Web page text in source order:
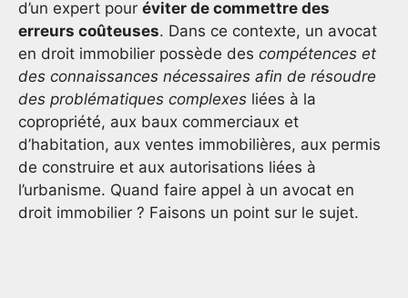
d’un expert pour éviter de commettre des
erreurs coûteuses. Dans ce contexte, un avocat
en droit immobilier possède des compétences et
des connaissances nécessaires afin de résoudre
des problématiques complexes liées à la
copropriété, aux baux commerciaux et
d’habitation, aux ventes immobilières, aux permis
de construire et aux autorisations liées à
l’urbanisme. Quand faire appel à un avocat en
droit immobilier ? Faisons un point sur le sujet.